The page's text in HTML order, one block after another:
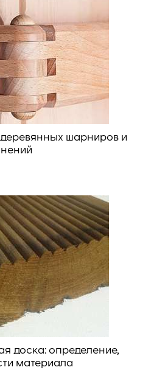
шарниров и
доска: определение,
материала